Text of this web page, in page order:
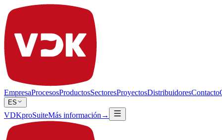
EmpresaProcesosProductosSectoresProyectosDistribuidoresContacto
ES
VDKproSuiteMás información →